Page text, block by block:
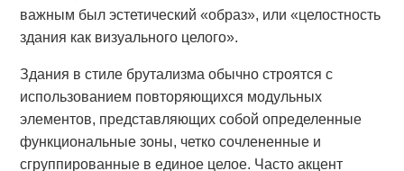
важным был эстетический «образ», или «целостность
здания как визуального целого».
Здания в стиле брутализма обычно строятся с
использованием повторяющихся модульных
элементов, представляющих собой определенные
функциональные зоны, четко сочлененные и
сгруппированные в единое целое. Часто акцент